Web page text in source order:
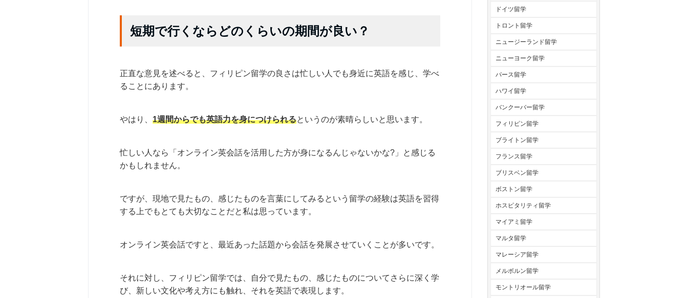
短期で行くならどのくらいの期間が良い？
正直な意見を述べると、フィリピン留学の良さは忙しい人でも身近に英語を感じ、学べ
ることにあります。
やはり、 1週間からでも英語力を身につけられるというのが素晴らしいと思います。
忙しい人なら「オンライン英会話を活用した方が身になるんじゃないかな?」と感じる
かもしれません。
ですが、現地で見たもの、感じたものを言葉にしてみるという留学の経験は英語を習得
する上でもとても大切なことだと私は思っています。
オンライン英会話ですと、最近あった話題から会話を発展させていくことが多いです。
それに対し、フィリピン留学では、自分で見たもの、感じたものについてさらに深く学
び、新しい文化や考え方にも触れ、それを英語で表現します。
ドイツ留学
トロント留学
ニュージーランド留学
ニューヨーク留学
パース留学
ハワイ留学
バンクーバー留学
フィリピン留学
ブライトン留学
フランス留学
ブリスベン留学
ボストン留学
ホスピタリティ留学
マイアミ留学
マルタ留学
マレーシア留学
メルボルン留学
モントリオール留学